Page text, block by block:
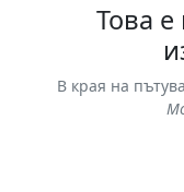
Това
В края на